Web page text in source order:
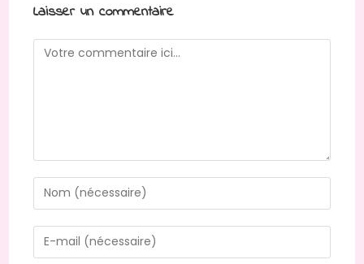
Laisser un commentaire
Comment
Enter
your
name
or
Enter
your